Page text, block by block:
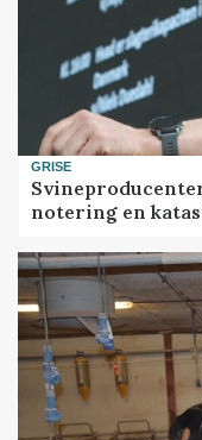
GRISE
notering en